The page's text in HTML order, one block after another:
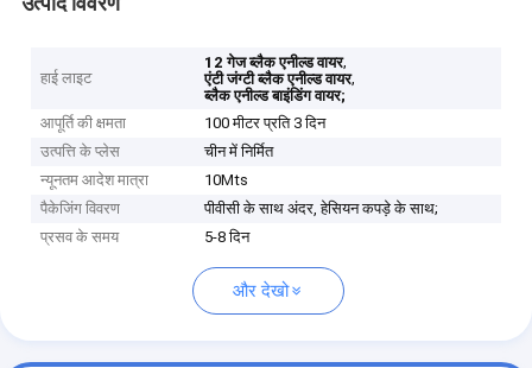
हाई लाइट
12 गेज ब्लैक एनील्ड वायर,
एंटी जंग्टी ब्लैक एनील्ड वायर,
ब्लैक एनील्ड बाइंडिंग वायर;
आपूर्ति की क्षमता
100 मीटर प्रति 3 दिन
उत्पत्ति के प्लेस
चीन में निर्मित
न्यूनतम आदेश मात्रा
10Mts
पैकेजिंग विवरण
पीवीसी के साथ अंदर, हेसियन कपड़े के साथ;
प्रसव के समय
5-8 दिन
और देखो